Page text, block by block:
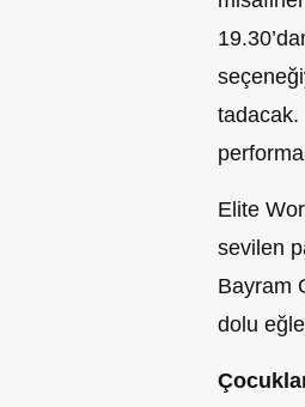
tadacak.
Elite
sevilen
Bayram
dolu